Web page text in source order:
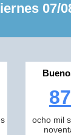
07/
ocho mil